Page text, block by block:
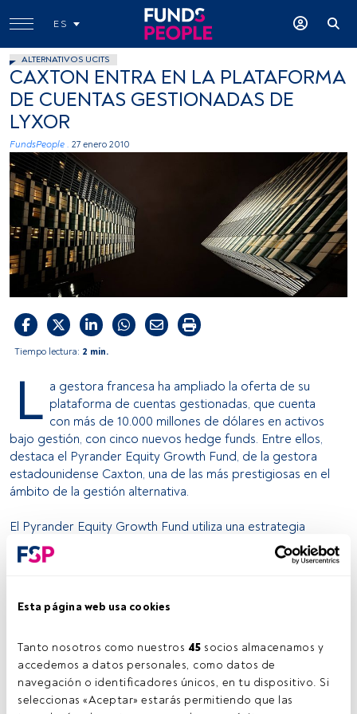
Esta página web usa cookies
Tanto nosotros como nuestros 45 socios almacenamos y
accedemos a datos personales, como datos de
navegación o identificadores únicos, en tu dispositivo. Si
seleccionas «Aceptar» estarás permitiendo que las
ES
ALTERNATIVOS UCITS
CAXTON ENTRA EN LA PLATAFORMA
DE CUENTAS GESTIONADAS DE
LYXOR
FundsPeople . 27 enero 2010
Tiempo lectura: 2 min.
L a gestora francesa ha ampliado la oferta de su
plataforma de cuentas gestionadas, que cuenta
con más de 10.000 millones de dólares en activos
bajo gestión, con cinco nuevos hedge funds. Entre ellos,
destaca el Pyrander Equity Growth Fund, de la gestora
estadounidense Caxton, una de las más prestigiosas en el
ámbito de la gestión alternativa.
El Pyrander Equity Growth Fund utiliza una estrategia
long/short, aunque con un enfoque netamente alcista y se
centra en compañías americanas de capitalización mediana
volatilidad del 6%, mientras que el S&P 500 tuvo una
el mismo periodo.
Es la primera vez que este fondo se encuentra a
disposición de los inversores a través de una plataforma